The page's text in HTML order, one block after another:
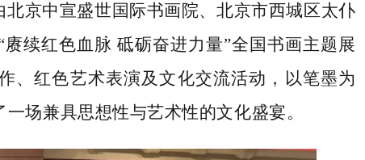
北京中宣盛世国际书画院、北京市西城区太仆
赓续红色血脉 砥砺奋进力量”全国书画主题展
、红色艺术表演及文化交流活动，以笔墨为
场兼具思想性与艺术性的文化盛宴。